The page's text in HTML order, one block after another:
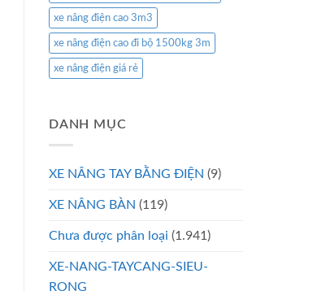
xe nâng điện cao 3m3
xe nâng điện cao đi bộ 1500kg 3m
xe nâng điện giá rẻ
DANH MỤC
XE NÂNG TAY BẰNG ĐIỆN (9)
XE NÂNG BÀN (119)
Chưa được phân loại (1.941)
XE-NANG-TAYCANG-SIEU-
RONG